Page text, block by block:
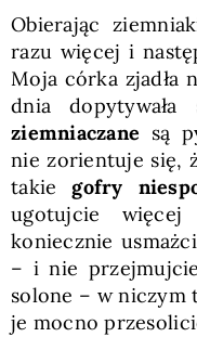
Obierając
razu więcej i
Moja córka zjadła
dnia
ziemniaczane są
nie zorientuje się,
takiegofry
ugotujcie
koniecznie
– i nie
solone – w niczym
je mocno